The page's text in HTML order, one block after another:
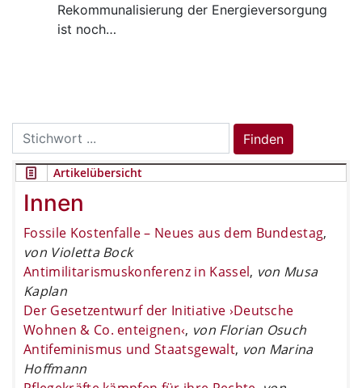
Rekommunalisierung der Energieversorgung
ist noch…
Search
for:
Finden
Artikelübersicht
Innen
Fossile Kostenfalle – Neues aus dem Bundestag,
von Violetta Bock
Antimilitarismuskonferenz in Kassel, von Musa
Kaplan
Der Gesetzentwurf der Initiative ›Deutsche
Wohnen & Co. enteignen‹, von Florian Osuch
Antifeminismus und Staatsgewalt, von Marina
Hoffmann